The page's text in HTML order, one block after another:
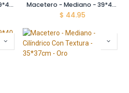
Macetero - Mediano - 39*40 cm - Oro Rosa Brillante Macetero - Mediano - 39*40 cm - Oro de Lujo Brillante
$ 44.95